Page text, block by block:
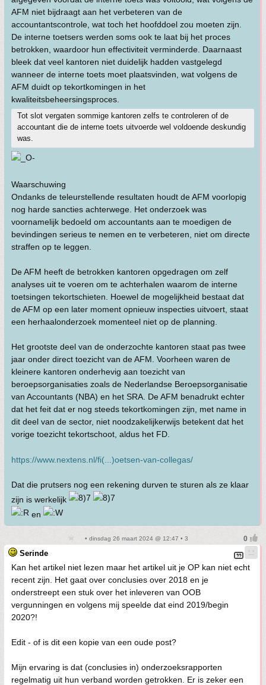
AFM niet bijdraagt aan het verbeteren van de
accountantscontrole, wat toch het hoofddoel zou moeten zijn.
De interne toetsers werden soms ook te laat bij het proces
betrokken, waardoor hun effectiviteit verminderde. Daarnaast
bleek dat veel kantoren niet duidelijk hadden vastgelegd
wanneer de interne toets moet plaatsvinden, wat volgens de
AFM duidt op tekortkomingen in het
kwaliteitsbeheersingsproces.
Tot slot vergaten sommige kantoren zelfs te controleren of de
accountant die de interne toets uitvoerde wel voldoende deskundig
was.
Waarschuwing
Ondanks de teleurstellende resultaten houdt de AFM voorlopig
nog harde sancties achterwege. Het onderzoek was
voornamelijk bedoeld om accountants aan te moedigen de
bevindingen serieus te nemen en te verbeteren, niet om directe
straffen op te leggen.
De AFM heeft de betrokken kantoren opgedragen om zelf
analyses uit te voeren om te achterhalen waarom de interne
toetsingen tekortschieten. Hoewel de mogelijkheid bestaat dat
de AFM op een later moment opnieuw inspecties uitvoert, staat
een herhaalonderzoek momenteel niet op de planning.
Het grootste deel van de onderzochte kantoren staat pas twee
jaar onder direct toezicht van de AFM. Voorheen waren de
kleinere kantoren onderhevig aan toezicht van
beroepsorganisaties zoals de Nederlandse Beroepsorganisatie
van Accountants (NBA) en het SRA. De AFM benadrukt echter
dat het feit dat er nog steeds tekortkomingen zijn, met name in
dit deel van de sector, niet noodzakelijkerwijs betekent dat het
vorige toezicht tekortschoot, aldus het FD.
https://www.nextens.nl/fi(...)oetsen-van-collegas/
Dat die prutsers nog een rekening durven te sturen als ze klaar
zijn is werkelijk
en
• dinsdag 26 maart 2024 @ 12:47 • 3
Serinde
Kan het artikel niet lezen maar het artikel uit je OP kan niet echt
recent zijn. Het gaat over conclusies over 2018 en je
onderstreept een stuk over het inleveren van OOB
vergunningen en volgens mij speelde dat eind 2019/begin
2020?!
Edit - of is dit een kopie van een oude post?
Mijn ervaring is dat (conclusies in) onderzoeksrapporten
regelmatig uit hun verband worden getrokken. Er is zeker een